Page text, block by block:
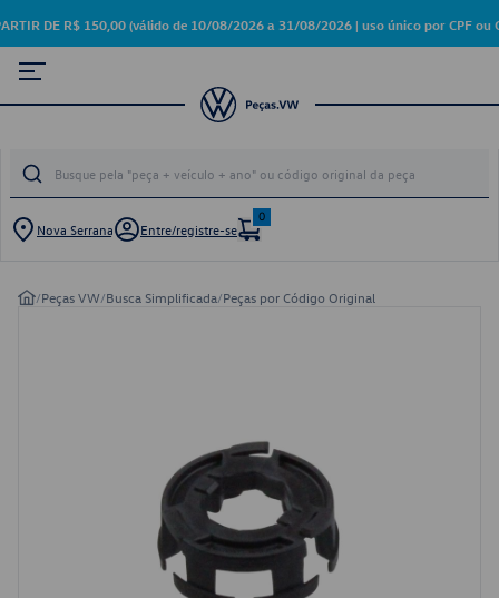
DE R$ 150,00 (válido de 10/08/2026 a 31/08/2026 | uso único por CPF ou
Nova Serrana Entre/registre-se
0
/Peças VW/Busca Simplificada/Peças por Código Original